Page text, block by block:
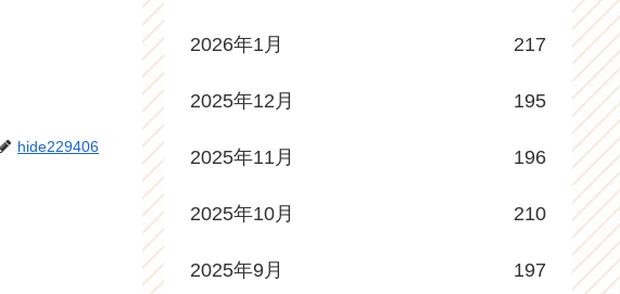
hide229406
2026年1月 217
2025年12月 195
2025年11月 196
2025年10月 210
2025年9月 197